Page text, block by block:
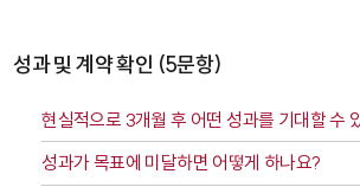
성과 및 계약 확인 (5문항)
현실적으로 3개월 후 어떤 성과를 기대할 수
성과가 목표에 미달하면 어떻게 하나요?